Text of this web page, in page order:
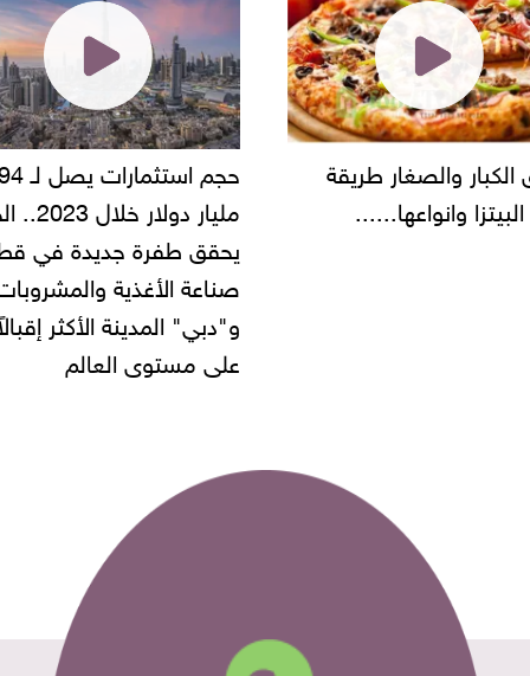
حجم استثمارات يصل لـ 94
"أمن القاهرة" يضبط
شركة مطاعم استولى على
أموال المواطنين بزعم